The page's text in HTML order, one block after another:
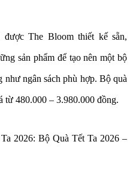
The Bloom thiết kế sẵn,
sản phẩm để tạo nên một bộ
như ngân sách phù hợp. Bộ quà
từ 480.000 – 3.980.000 đồng.
2026: Bộ Quà Tết Ta 2026 –